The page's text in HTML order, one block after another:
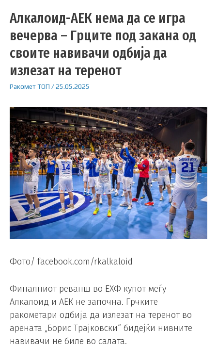
Алкалоид-АЕК нема да се игра
вечерва – Грците под закана од
своите навивачи одбија да
излезат на теренот
РакометТОП /25.05.2025
Фото/ facebook.com/rkalkaloid
Финалниот реванш во ЕХФ купот меѓу
Алкалоид и АЕК не започна. Грчките
ракометари одбија да излезат на теренот во
арената „Борис Трајковски“ бидејќи нивните
навивачи не биле во салата.